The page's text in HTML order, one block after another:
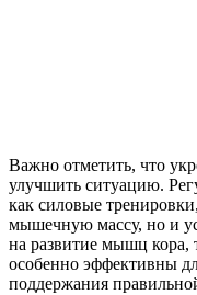
Важно отметить, что
улучшить ситуацию.
как силовые
мышечную массу, но и
на развитие мышц кора,
особенно эффективны
поддержания